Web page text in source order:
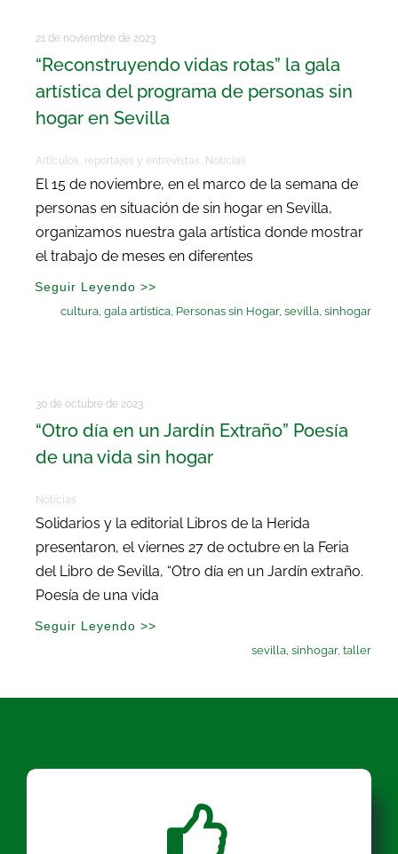
21 de noviembre de 2023
“Reconstruyendo vidas rotas” la gala
artística del programa de personas sin
hogar en Sevilla
Artículos, reportajes y entrevistas, Noticias
El 15 de noviembre, en el marco de la semana de
personas en situación de sin hogar en Sevilla,
organizamos nuestra gala artística donde mostrar
el trabajo de meses en diferentes
Seguir Leyendo >>
cultura,gala artística, Personas sin Hogar,sevilla,sinhogar
30 de octubre de 2023
“Otro día en un Jardín Extraño” Poesía
de una vida sin hogar
Noticias
Solidarios y la editorial Libros de la Herida
presentaron, el viernes 27 de octubre en la Feria
del Libro de Sevilla, “Otro día en un Jardín extraño.
Poesía de una vida
Seguir Leyendo >>
sevilla,sinhogar,taller